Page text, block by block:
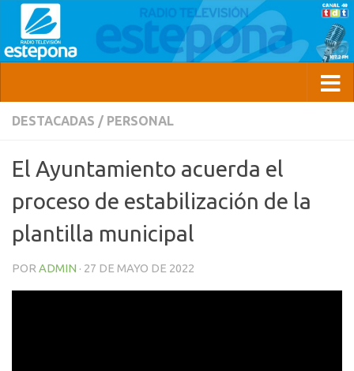
DESTACADAS / PERSONAL
El Ayuntamiento acuerda el
proceso de estabilización de la
plantilla municipal
POR ADMIN · 27 DE MAYO DE 2022